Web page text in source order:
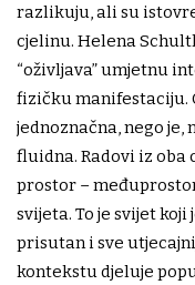
razlikuju, ali su
cjelinu. Helena
“oživljava” umjetnu
fizičku manifestaciju.
jednoznačna, nego
fluidna. Radovi iz oba
prostor –
svijeta. To je svijet
prisutan i sve
kontekstu djeluje